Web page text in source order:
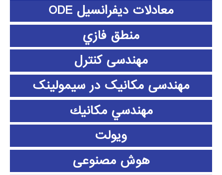
معادلات دیفرانسیل ODE
منطق فازي
مهندسی کنترل
مهندسی مکانیک در سیمولینک
مهندسي مكانيك
ویولت
هوش مصنوعی